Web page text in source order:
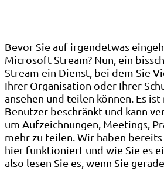
Bevor Sie auf irgendetwas
Microsoft Stream? Nun, ein
Stream ein Dienst, bei dem Sie
Ihrer Organisation oder Ihrer
ansehen und teilen können. Es
Benutzer beschränkt und kann
um Aufzeichnungen, Meetings,
mehr zu teilen. Wir haben
hier funktioniert und wie Sie es
also lesen Sie es, wenn Sie